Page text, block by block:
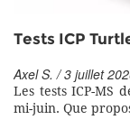
Tests ICP
Axel S. / 3 juillet
Les tests ICP-MS
mi-juin. Que